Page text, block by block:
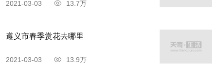
2021-03-03 13.7万
遵义市春季赏花去哪里
2021-03-03 13.9万